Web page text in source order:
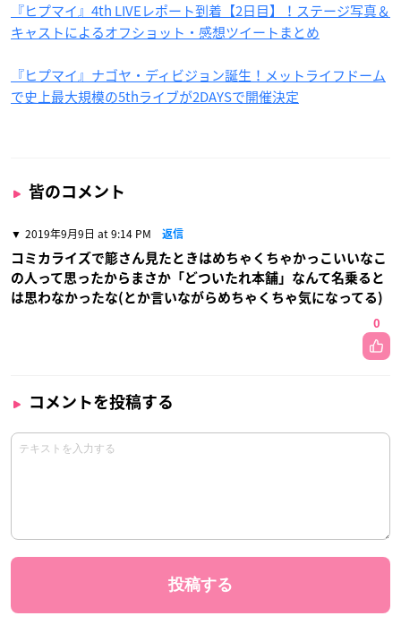
『ヒプマイ』4th LIVEレポート到着【2日目】！ステージ写真＆
キャストによるオフショット・感想ツイートまとめ
『ヒプマイ』ナゴヤ・ディビジョン誕生！メットライフドーム
で史上最大規模の5thライブが2DAYSで開催決定
皆のコメント
2019年9月9日 at 9:14 PM 返信
コミカライズで簓さん見たときはめちゃくちゃかっこいいなこ
の人って思ったからまさか「どついたれ本舗」なんて名乗ると
は思わなかったな(とか言いながらめちゃくちゃ気になってる)
0
コメントを投稿する